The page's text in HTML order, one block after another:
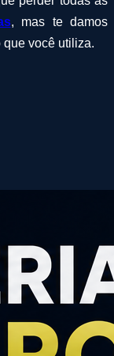
, mas te damos
que você utiliza.